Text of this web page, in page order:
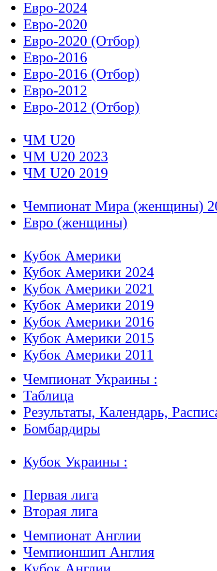
Евро-2024
Евро-2020
Евро-2020 (Отбор)
Евро-2016
Евро-2016 (Отбор)
Евро-2012
Евро-2012 (Отбор)
ЧМ U20
ЧМ U20 2023
ЧМ U20 2019
Чемпионат Мира (женщины)
Евро (женщины)
Кубок Америки
Кубок Америки 2024
Кубок Америки 2021
Кубок Америки 2019
Кубок Америки 2016
Кубок Америки 2015
Кубок Америки 2011
Чемпионат Украины :
Таблица
Результаты, Календарь,
Бомбардиры
Кубок Украины :
Первая лига
Вторая лига
Чемпионат Англии
Чемпионшип Англия